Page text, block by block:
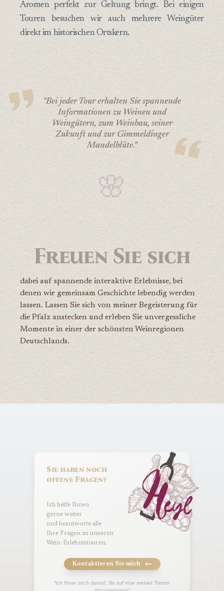
Aromen perfekt zur Geltung bringt. Bei einigen
Touren besuchen wir auch mehrere Weingüter
direkt im historischen Ortskern.
"Bei jeder Tour erhalten Sie spannende
Informationen zu Weinen und
Weingütern, zum Weinbau, seiner
Zukunft und zur Gimmeldinger
Mandelblüte."
🌸
Freuen Sie sich
dabei auf spannende interaktive Erlebnisse, bei
denen wir gemeinsam Geschichte lebendig werden
lassen. Lassen Sie sich von meiner Begeisterung für
die Pfalz anstecken und erleben Sie unvergessliche
Momente in einer der schönsten Weinregionen
Deutschlands.
Sie haben noch
offene Fragen?
Ich helfe Ihnen
gerne weiter
und beantworte alle
Ihre Fragen zu unseren
Wein-Erlebnistouren.
Kontaktieren Sie mich
"Ich freue mich darauf, Sie auf eine meiner Touren